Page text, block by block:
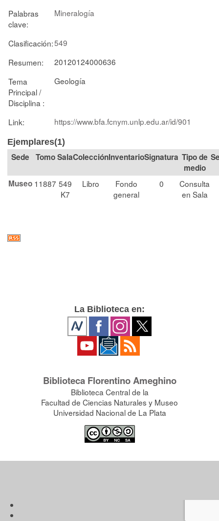
Palabras
clave:
Mineralogía
Clasificación:549
Resumen:
20120124000636
Tema
Principal /
Disciplina :
Geología
Link: https://www.bfa.fcnym.unlp.edu.ar/id/901
Ejemplares(1)
Tomo SalaColección Signatura Tipo de
medio
Museo 11887 549
K7
Libro
Fondo
general
0
Consulta
en Sala
La Biblioteca en:
Biblioteca Florentino Ameghino
Biblioteca Central de la
Facultad de Ciencias Naturales y Museo
Universidad Nacional de La Plata